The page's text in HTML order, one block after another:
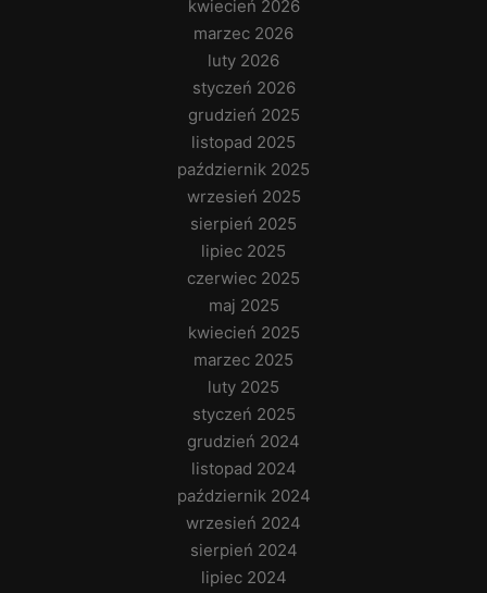
kwiecień 2026
marzec 2026
luty 2026
styczeń 2026
grudzień 2025
listopad 2025
październik 2025
wrzesień 2025
sierpień 2025
lipiec 2025
czerwiec 2025
maj 2025
kwiecień 2025
marzec 2025
luty 2025
styczeń 2025
grudzień 2024
listopad 2024
październik 2024
wrzesień 2024
sierpień 2024
lipiec 2024